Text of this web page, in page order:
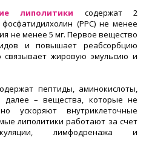
липолитики содержат 2
(PPC) не менее
не менее 5 мг. Первое вещество
и повышает реабсорбцию
связывает жировую эмульсию и
пептиды, аминокислоты,
далее – вещества, которые не
ускоряют внутриклеточные
липолитики работают за счет
лимфодренажа и